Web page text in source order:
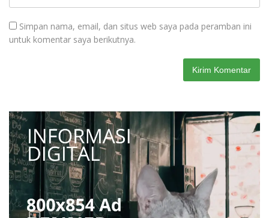
Simpan nama, email, dan situs web saya pada peramban ini
untuk komentar saya berikutnya.